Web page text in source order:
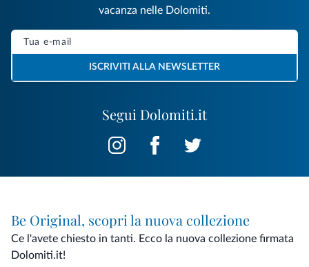
Segui Dolomiti.it
vacanza nelle Dolomiti.
ISCRIVITI ALLA NEWSLETTER
Be Original, scopri la nuova collezione
Ce l'avete chiesto in tanti. Ecco la nuova collezione firmata
Dolomiti.it!